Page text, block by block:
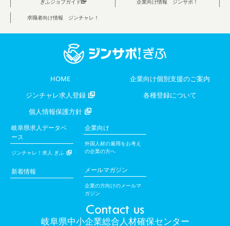
求職者向け情報 ジンチャレ！
HOME
企業向け個別支援のご案内
ジンチャレ求人登録
各種登録について
個人情報保護方針
岐阜県求人データベ
ース
ジンチャレ！求人 ぎふ
新着情報
企業向け
外国人材の雇用をお考え
の企業の方へ
メールマガジン
企業の方向けのメールマ
ガジン
Contact us
岐阜県中小企業総合人材確保センター